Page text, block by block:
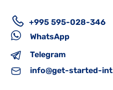
+995 595-028-346
WhatsApp
Telegram
info@get-started-